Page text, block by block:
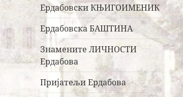
Ердабовски КЊИГОИМЕНИК
Ердабовска БАШТИНА
Знамените ЛИЧНОСТИ
Ердабова
Пријатељи Ердабова